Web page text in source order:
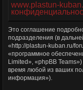
www.plastun-
Это соглашение
подразделения (в
«http://plastun-kuban.ru/
«программное
Limited», «phpBB
время любой из ваших
информация»).